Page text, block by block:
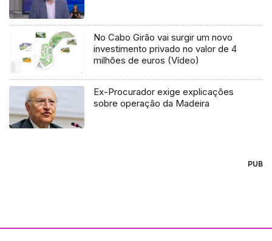
No Cabo Girão vai surgir um novo
investimento privado no valor de 4
milhões de euros (Vídeo)
Ex-Procurador exige explicações
sobre operação da Madeira
PUB